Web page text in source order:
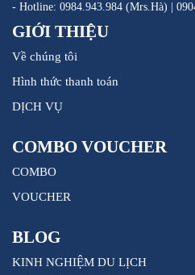
- Hotline: 0984.943.984 (Mrs.Hà) |
GIỚI THIỆU
Về chúng tôi
Hình thức thanh toán
DỊCH VỤ
COMBO VOUCHER
COMBO
VOUCHER
BLOG
KINH NGHIỆM DU LỊCH